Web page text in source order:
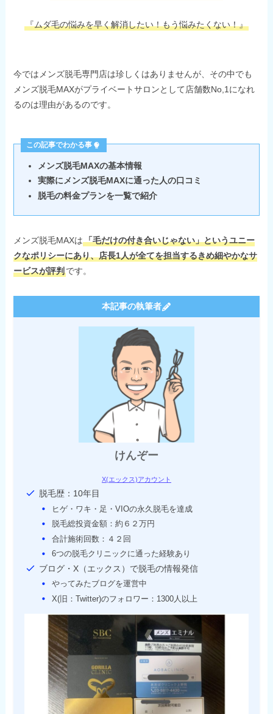
『ムダ毛の悩みを早く解消したい！もう悩みたくない！』
今ではメンズ脱毛専門店は珍しくはありませんが、その中でも
メンズ脱毛MAXがプライベートサロンとして店舗数No,1になれ
るのは理由があるのです。
この記事でわかる事
メンズ脱毛MAXの基本情報
実際にメンズ脱毛MAXに通った人の口コミ
脱毛の料金プランを一覧で紹介
メンズ脱毛MAXは「毛だけの付き合いじゃない」というユニー
クなポリシーにあり、店長1人が全てを担当するきめ細やかなサ
ービスが評判です。
本記事の執筆者
けんぞー
X(エックス)アカウント
脱毛歴：10年目
ヒゲ・ワキ・足・VIOの永久脱毛を達成
脱毛総投資金額：約６２万円
合計施術回数：４２回
6つの脱毛クリニックに通った経験あり
ブログ・X（エックス）で脱毛の情報発信
やってみたブログを運営中
X(旧：Twitter)のフォロワー：1300人以上